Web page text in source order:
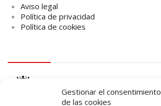
Gestionar el consentimiento
de las cookies
Aviso legal
Política de privacidad
Política de cookies